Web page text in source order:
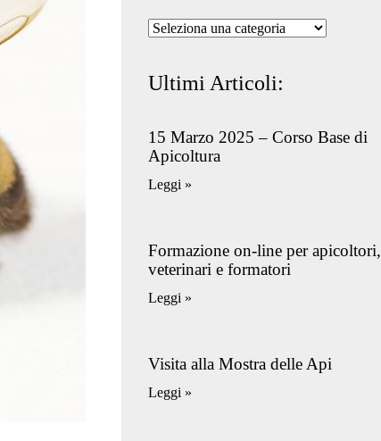
Ultimi Articoli:
15 Marzo 2025 – Corso Base di
Apicoltura
Leggi »
Formazione on-line per apicoltori,
veterinari e formatori
Leggi »
Visita alla Mostra delle Api
Leggi »